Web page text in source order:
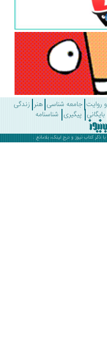
جامعه شناسی هنر زندگی
پیگیری شناسنامه
نیوزو درج لینک، بلامانع .